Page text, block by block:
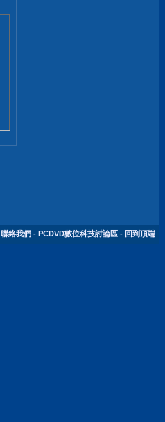
聯絡我們 - PCDVD數位科技討論區 - 回到頂端